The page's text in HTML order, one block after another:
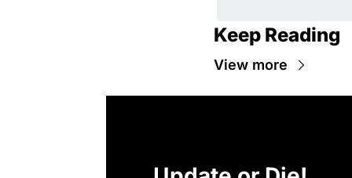
Keep Reading
View more